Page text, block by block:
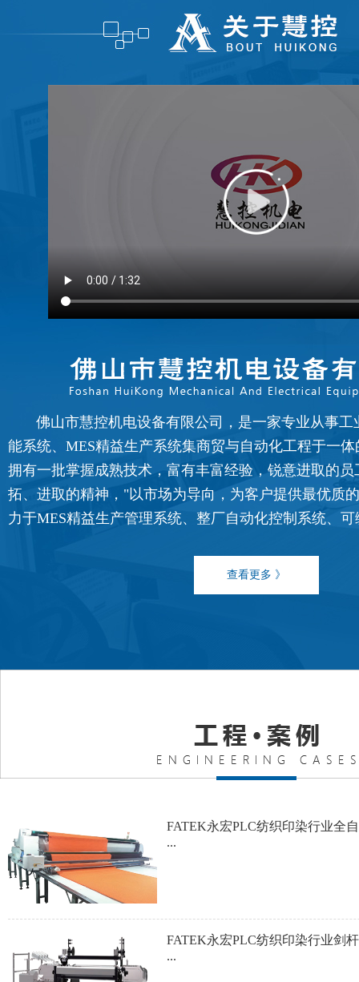
佛山市慧控机电设备有限公司，是一家专业从事工
能系统、MES精益生产系统集商贸与自动化工程于一
拥有一批掌握成熟技术，富有丰富经验，锐意进取的
拓、进取的精神，"以市场为导向，为客户提供最优质
力于MES精益生产管理系统、整厂自动化控制系统、
查看更多 》
FATEK永宏PLC食品加工行业的
...
FATEK永宏PLC纸箱机械行业四
FATEK永宏PLC纺织印染行业全
...
FATEK永宏PLC纺织印染行业剑
...